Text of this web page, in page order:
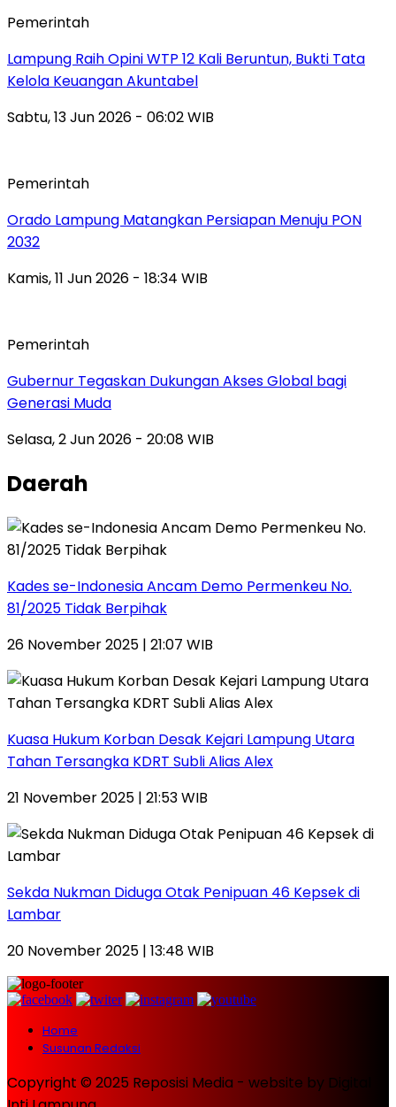
Pemerintah
Lampung Raih Opini WTP 12 Kali Beruntun, Bukti Tata
Kelola Keuangan Akuntabel
Sabtu, 13 Jun 2026 - 06:02 WIB
Pemerintah
Orado Lampung Matangkan Persiapan Menuju PON
2032
Kamis, 11 Jun 2026 - 18:34 WIB
Pemerintah
Gubernur Tegaskan Dukungan Akses Global bagi
Generasi Muda
Selasa, 2 Jun 2026 - 20:08 WIB
Daerah
Kades se-Indonesia Ancam Demo Permenkeu No.
81/2025 Tidak Berpihak
26 November 2025 | 21:07 WIB
Kuasa Hukum Korban Desak Kejari Lampung Utara
Tahan Tersangka KDRT Subli Alias Alex
21 November 2025 | 21:53 WIB
Sekda Nukman Diduga Otak Penipuan 46 Kepsek di
Lambar
20 November 2025 | 13:48 WIB
Home
Susunan Redaksi
Copyright © 2025 Reposisi Media - website by Digital